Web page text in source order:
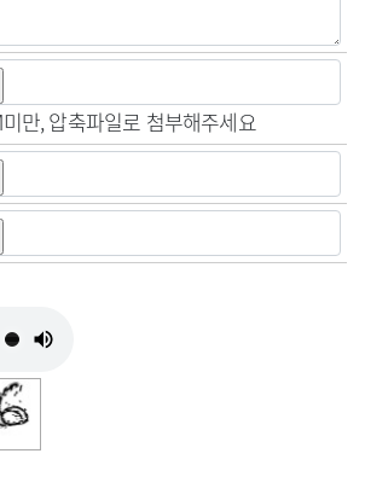
만, 압축파일로 첨부해주세요